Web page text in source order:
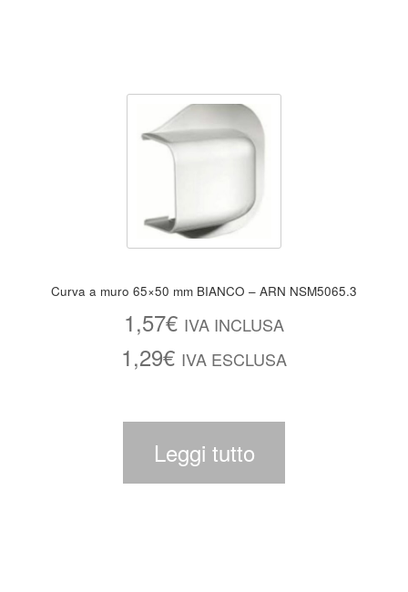
Curva a muro 65×50 mm BIANCO – ARN NSM5065.3
1,57€ IVA INCLUSA
1,29€ IVA ESCLUSA
Leggi tutto